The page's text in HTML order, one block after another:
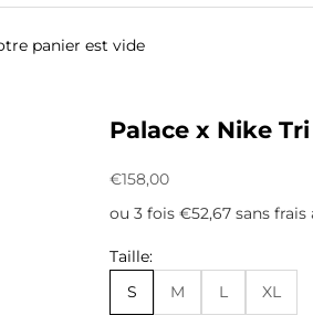
panier est vide
Palace x Nike
Prix de vente
€158,00
ou 3 fois €52,67 sans frais
Taille:
S
M L XL